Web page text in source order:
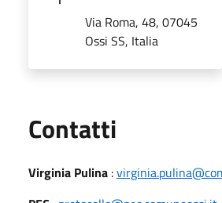
Via Roma, 48, 07045
Ossi SS, Italia
Contatti
Virginia Pulina :